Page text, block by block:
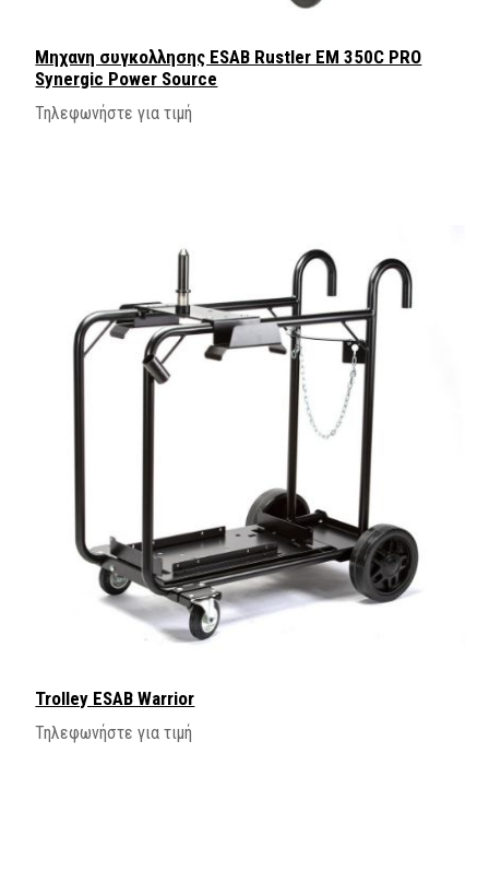
Μηχανη συγκολλησης ESAB Rustler EM 350C PRO
Synergic Power Source
Τηλεφωνήστε για τιμή
Trolley ESAB Warrior
Τηλεφωνήστε για τιμή